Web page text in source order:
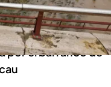
tablones y sacos
por el barranco de